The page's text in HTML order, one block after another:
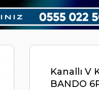
Kanallı V
BANDO